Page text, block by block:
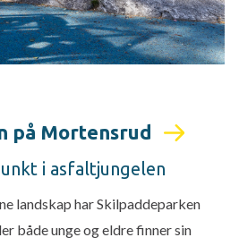
på Mortensrud
i asfaltjungelen
landskap har Skilpaddeparken
både unge og eldre finner sin